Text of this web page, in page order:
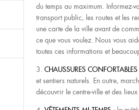
du temps au maximum. Informez-
transport public, les routes et les
une carte de la ville avant de
ce que vous voulez. Nous vous
toutes ces informations et
3. CHAUSSURES CONFORTABLES
et sentiers naturels. En outre,
découvrir le centre-ville et des